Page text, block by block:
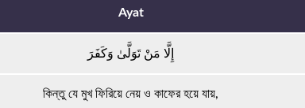
Ayat
إِلَّا مَنْ تَوَلَّىٰ وَكَفَرَ
কিন্তু যে মুখ ফিরিয়ে নেয় ও কাফের হয়ে যায়,